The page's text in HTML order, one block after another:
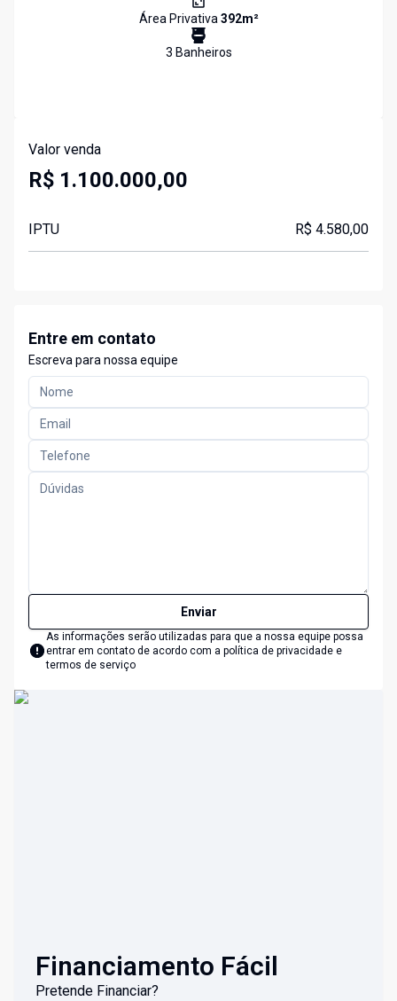
Área Privativa392m²
3 Banheiros
Valor venda
R$ 1.100.000,00
IPTU R$ 4.580,00
Entre em contato
Escreva para nossa equipe
Enviar
As informações serão utilizadas para que a nossa equipe possa
entrar em contato de acordo com a política de privacidade e
termos de serviço
Financiamento Fácil
Pretende Financiar?